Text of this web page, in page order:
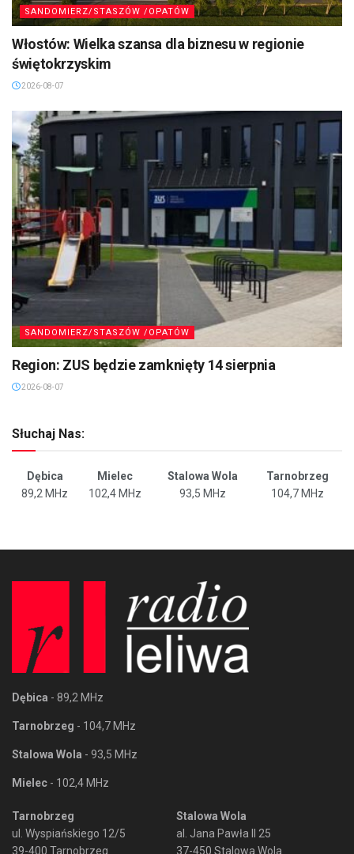
SANDOMIERZ/STASZÓW /OPATÓW
Włostów: Wielka szansa dla biznesu w regionie
świętokrzyskim
2026-08-07
SANDOMIERZ/STASZÓW /OPATÓW
Region: ZUS będzie zamknięty 14 sierpnia
2026-08-07
Słuchaj Nas:
Dębica Mielec Stalowa Wola
Tarnobrzeg
89,2 MHz
102,4 MHz 93,5 MHz 104,7 MHz
Dębica - 89,2 MHz
Tarnobrzeg - 104,7 MHz
Stalowa Wola - 93,5 MHz
Mielec - 102,4 MHz
Tarnobrzeg
ul. Wyspiańskiego 12/5
39-400 Tarnobrzeg
Stalowa Wola
al. Jana Pawła II 25
37-450 Stalowa Wola